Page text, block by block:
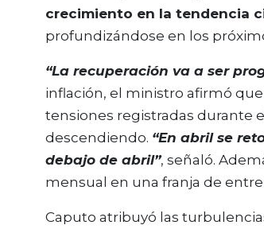
crecimiento en la tendencia
profundizándose en los
“La recuperación va a ser
inflación, el ministro afirmó
tensiones registradas durante
descendiendo. “En abril se
debajo de abril”, señaló.
mensual en una franja de entre
Caputo atribuyó las